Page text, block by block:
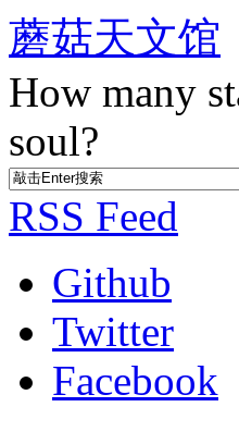
蘑菇天文馆
How many
soul?
RSS Feed
Github
Twitter
Facebook